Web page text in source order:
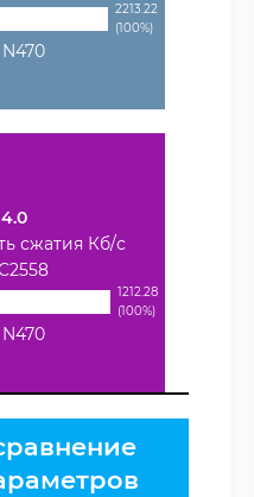
2213.22
(100%)
сжатия Кб/с
1212.28
(100%)